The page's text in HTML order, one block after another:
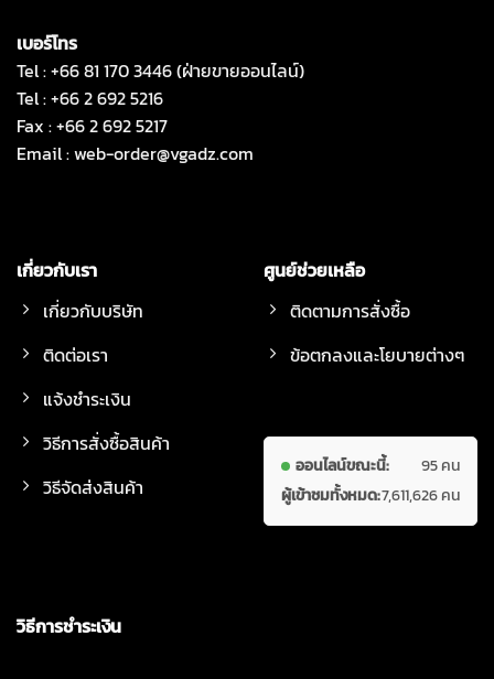
เบอร์โทร
Tel : +66 81 170 3446 (ฝ่ายขายออนไลน์)
Tel : +66 2 692 5216
Fax : +66 2 692 5217
Email :web-order@vgadz.com
เกี่ยวกับเรา
เกี่ยวกับบริษัท
ติดต่อเรา
แจ้งชำระเงิน
วิธีการสั่งซื้อสินค้า
วิธีจัดส่งสินค้า
ศูนย์ช่วยเหลือ
ติดตามการสั่งซื้อ
ข้อตกลงและโยบายต่างๆ
ออนไลน์ขณะนี้:
95 คน
ผู้เข้าชมทั้งหมด:7,611,626 คน
วิธีการชำระเงิน